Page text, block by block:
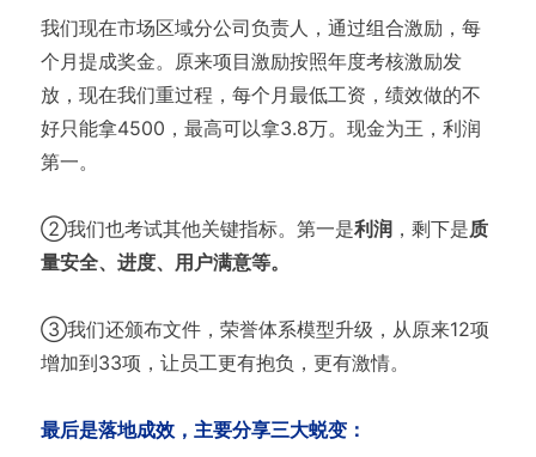
我们现在市场区域分公司负责人，通过组合激励，每
个月提成奖金。原来项目激励按照年度考核激励发
放，现在我们重过程，每个月最低工资，绩效做的不
好只能拿4500，最高可以拿3.8万。现金为王，利润
第一。
②我们也考试其他关键指标。第一是利润，剩下是质
量安全、进度、用户满意等。
③我们还颁布文件，荣誉体系模型升级，从原来12项
增加到33项，让员工更有抱负，更有激情。
最后是落地成效，主要分享三大蜕变：